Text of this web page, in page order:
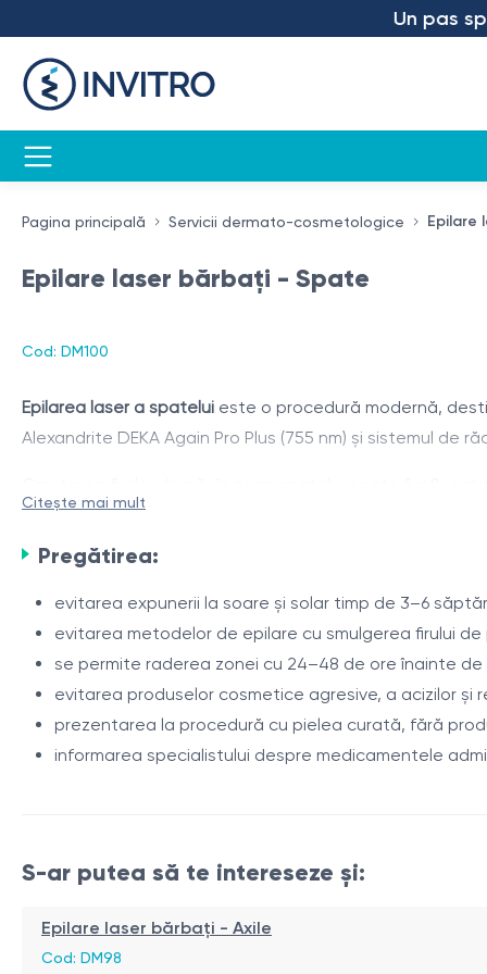
Un pas
Pagina principală Servicii dermato-cosmetologice Epilare
Epilare laser bărbați - Spate
Cod: DM100
Epilarea laser a spatelui este o procedură modernă,
Alexandrite DEKA Again Pro Plus (755 nm) și sistemul
pigmentate, contribuind la reducerea treptată a
Indicații
păr nedorit pe spate;
tendință la iritații după ras sau epilare;
fire de păr încarnate;
hipertricoză.
evaluarea fototipului pielii și a caracteristicilor părului;
aplicarea unui produs calmant după procedură.
Intervale între ședințe
interval recomandat - 6–8 săptămâni;
pe măsură ce creșterea părului se reduce, intervalul
Citește mai mult
Pregătirea:
evitarea expunerii la soare și solar timp de 3–6
evitarea metodelor de epilare cu smulgerea firului
se permite raderea zonei cu 24–48 de ore înainte
evitarea produselor cosmetice agresive, a acizilor și
prezentarea la procedură cu pielea curată, fără
informarea specialistului despre medicamentele
S-ar putea să te intereseze și:
Epilare laser bărbați - Axile
Cod: DM98